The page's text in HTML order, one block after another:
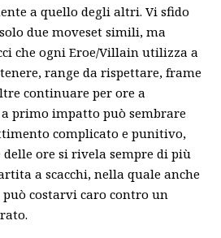
a quello degli altri. Vi sfido
due moveset simili, ma
che ogni Eroe/Villain utilizza a
range da rispettare, frame
continuare per ore a
primo impatto può sembrare
complicato e punitivo,
delle ore si rivela sempre di più
a scacchi, nella quale anche
costarvi caro contro un